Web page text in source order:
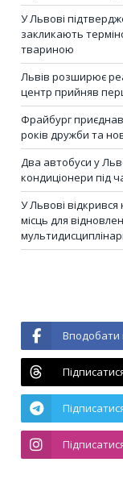
У Львові
закликають
твариною
Львів розширює
центр прийняв
Фрайбург
років дружби та
Два автобуси у
кондиціонери під
У Львові
місць для
Вподобати